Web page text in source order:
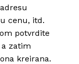
cenu, itd.
potvrdite
zatim
kreirana.